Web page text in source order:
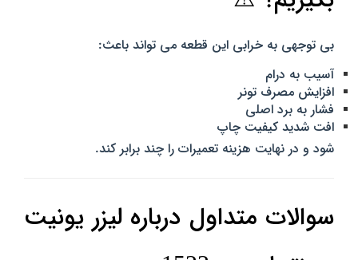
بی‌ توجهی به خرابی این قطعه می‌ تواند باعث:
آسیب به درام
افزایش مصرف تونر
فشار به برد اصلی
افت شدید کیفیت چاپ
شود و در نهایت هزینه تعمیرات را چند برابر کند.
سوالات متداول درباره لیزر یونیت